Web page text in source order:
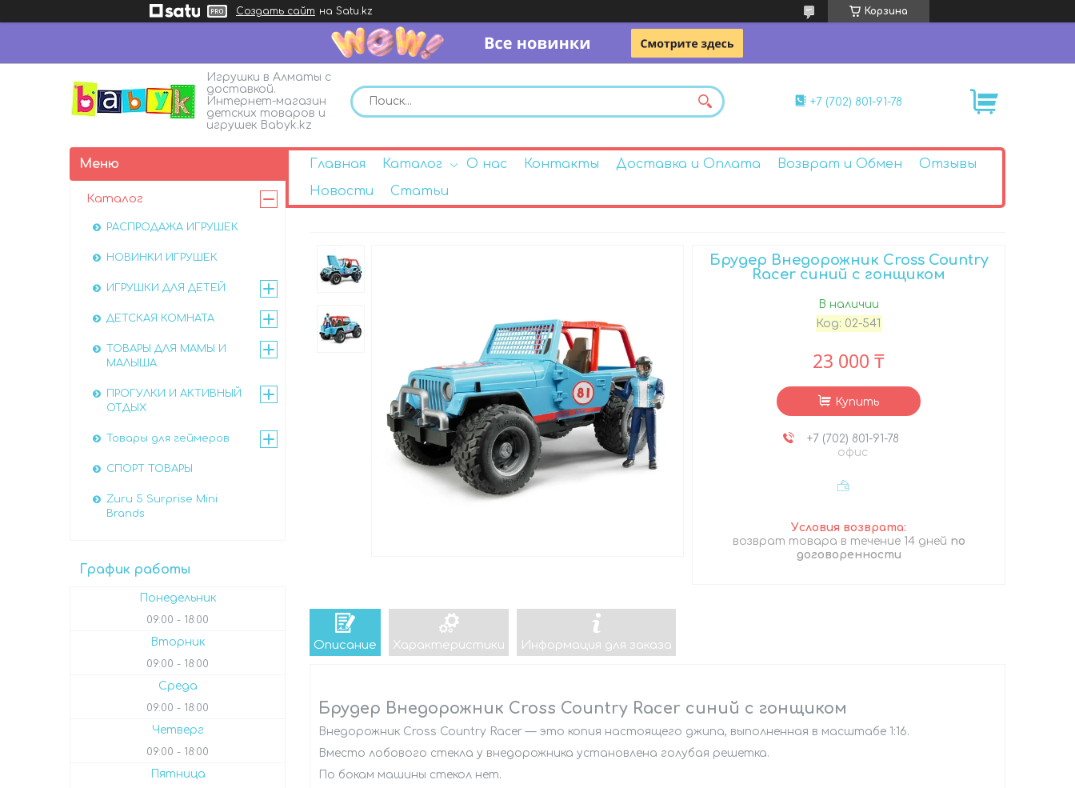
Создать сайт на Satu.kz Корзина
Игрушки в Алматы с
доставкой.
Интернет-магазин
детских товаров и
игрушек Babyk.kz
+7 (702) 801-91-78
Главная Каталог О нас Контакты Доставка и Оплата Возврат и Обмен
Отзывы
Новости
Статьи
Брудер Внедорожник Cross Country
Racer синий с гонщиком
В наличии
Код: 02-541
23 000 ₸
Купить
+7 (702) 801-91-78
офис
возврат товара в течение 14 дней по
договоренности
Описание Характеристики Информация для заказа
Брудер Внедорожник Cross Country Racer синий с гонщиком
Внедорожник Cross Country Racer — это копия настоящего джипа, выполненная в масштабе 1:16.
Вместо лобового стекла у внедорожника установлена голубая решетка.
По бокам машины стекол нет.
Каталог
РАСПРОДАЖА ИГРУШЕК
НОВИНКИ ИГРУШЕК
ИГРУШКИ ДЛЯ ДЕТЕЙ
ДЕТСКАЯ КОМНАТА
ТОВАРЫ ДЛЯ МАМЫ И
МАЛЫША
ПРОГУЛКИ И АКТИВНЫЙ
ОТДЫХ
Товары для геймеров
СПОРТ ТОВАРЫ
Zuru 5 Surprise Mini
Brands
График работы
Понедельник
09:00 18:00
Вторник
09:00 18:00
Среда
09:00 18:00
Четверг
09:00 18:00
Пятница